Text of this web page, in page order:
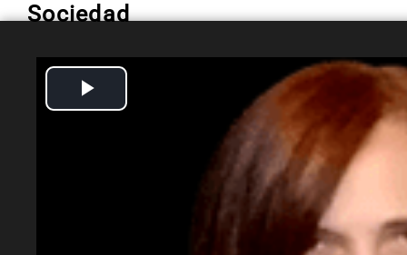
Sociedad
Sociedad
Evacuación en
Monte Castro por
derrame de oxígeno
líquido en plena calle